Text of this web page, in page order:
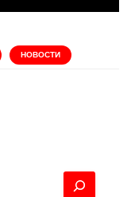
НОВОСТИ